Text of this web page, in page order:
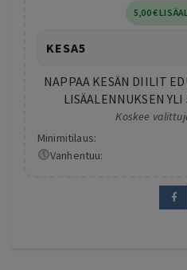
5 ,00€
KESA5
NAPPAA KESÄN DIILIT
LISÄALENNUKSEN
Koskee
Minimitilaus:
Vanhentuu: